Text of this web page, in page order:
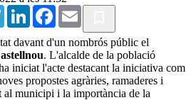
TelegramLinkedInFacebook
Email
davant d'un nombrós públic el
. L'alcalde de la població
iniciat l'acte destacant la iniciativa com
propostes agràries, ramaderes i
al municipi i la importància de la